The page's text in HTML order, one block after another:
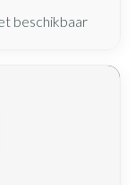
beschikbaar